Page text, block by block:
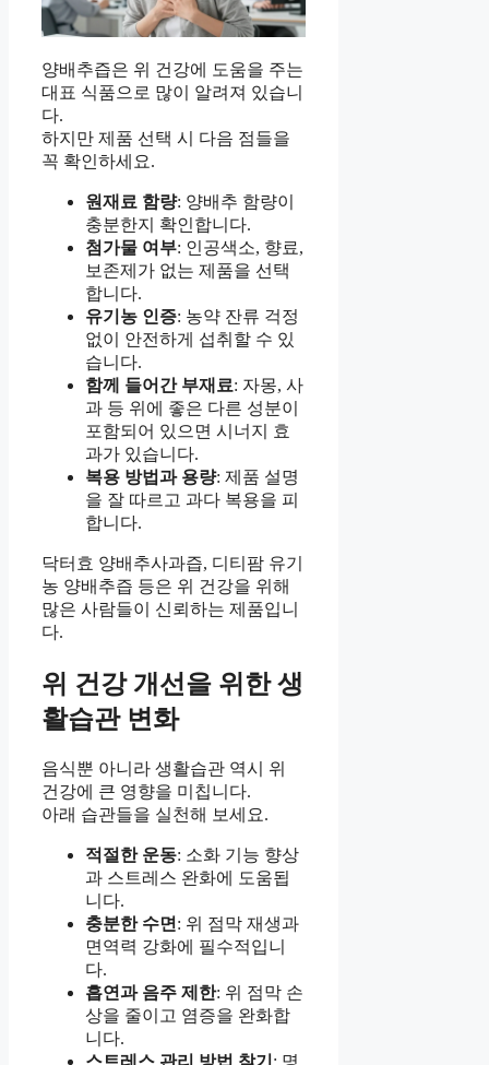
양배추즙은 위 건강에 도움을 주는
대표 식품으로 많이 알려져 있습니
다.
하지만 제품 선택 시 다음 점들을
꼭 확인하세요.
원재료 함량: 양배추 함량이
충분한지 확인합니다.
첨가물 여부: 인공색소, 향료,
보존제가 없는 제품을 선택
합니다.
유기농 인증: 농약 잔류 걱정
없이 안전하게 섭취할 수 있
습니다.
함께 들어간 부재료: 자몽, 사
과 등 위에 좋은 다른 성분이
포함되어 있으면 시너지 효
과가 있습니다.
복용 방법과 용량: 제품 설명
을 잘 따르고 과다 복용을 피
합니다.
닥터효 양배추사과즙, 디티팜 유기
농 양배추즙 등은 위 건강을 위해
많은 사람들이 신뢰하는 제품입니
다.
위 건강 개선을 위한 생
활습관 변화
음식뿐 아니라 생활습관 역시 위
건강에 큰 영향을 미칩니다.
아래 습관들을 실천해 보세요.
적절한 운동: 소화 기능 향상
과 스트레스 완화에 도움됩
니다.
충분한 수면 : 위 점막 재생과
면역력 강화에 필수적입니
다.
흡연과 음주 제한: 위 점막 손
상을 줄이고 염증을 완화합
니다.